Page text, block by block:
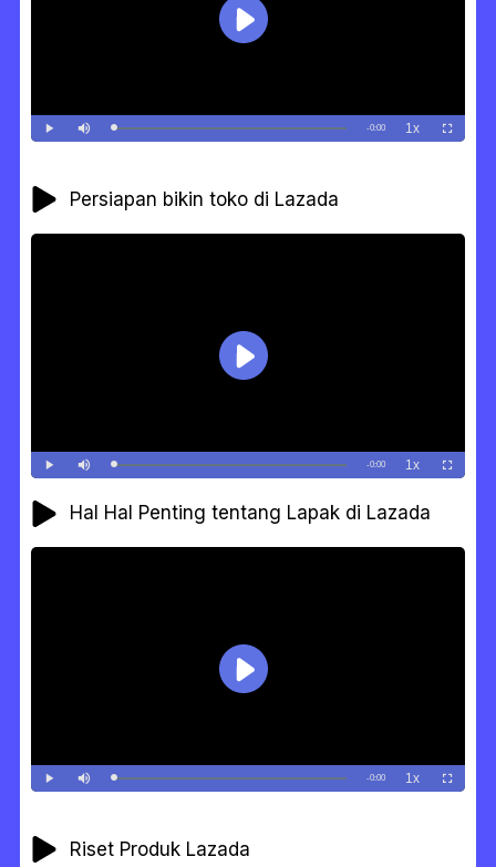
Persiapan bikin toko di Lazada
Hal Hal Penting tentang Lapak di Lazada
Riset Produk Lazada